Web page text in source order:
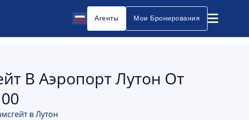
Агенты Мои Бронирования
В Аэропорт Лутон От
в Лутон